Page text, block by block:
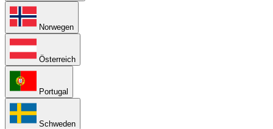
Norwegen
Österreich
Portugal
Schweden